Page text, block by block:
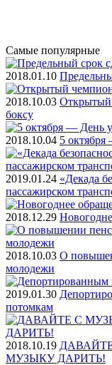
Самые популярные
2018.01.10
2018.10.03 Открытый
боксу
2018.10.04 5
2019.01.24 «Декада
пассажирском
2018.12.29
2018.10.03 О
молодежи
2019.01.30
потомкам
2018.10.19
МУЗЫКУ ДАРИТЬ!